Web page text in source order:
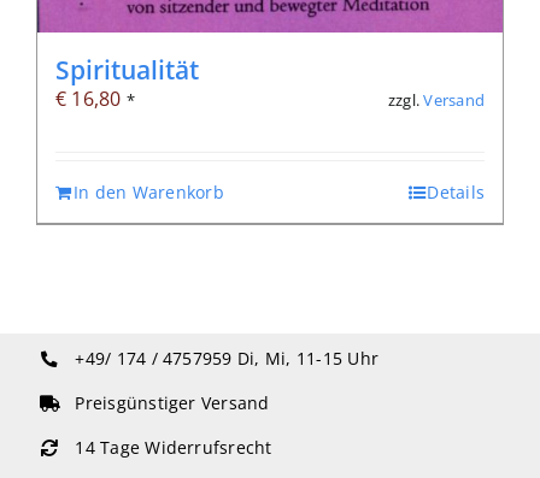
Spiritualität
€ 16,80 * zzgl.Versand
In den Warenkorb Details
+49/ 174 / 4757959 Di, Mi, 11-15 Uhr
Preisgünstiger Versand
14 Tage Widerrufsrecht